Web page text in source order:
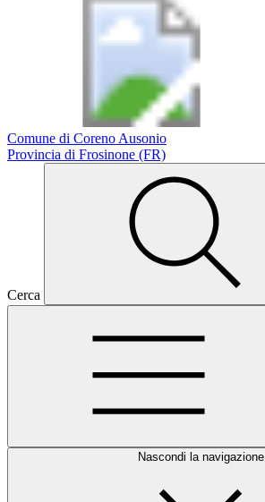
Comune di Coreno Ausonio
Provincia di Frosinone (FR)
Cerca
Nascondi la navigazione